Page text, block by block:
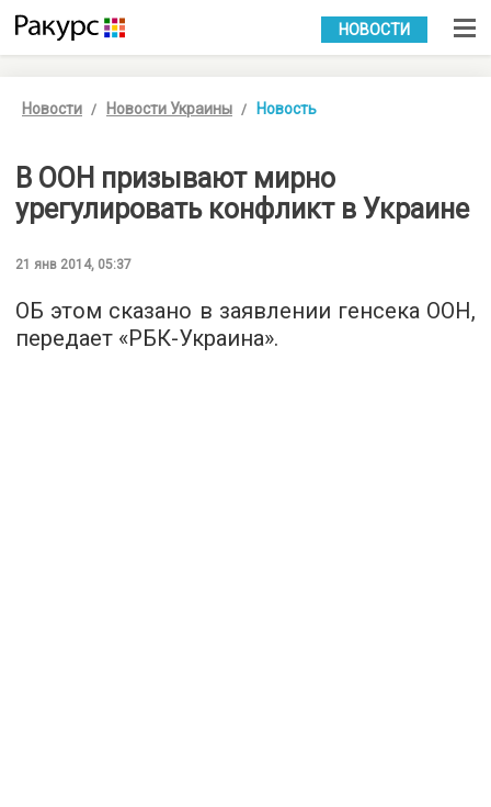
УКР РУС
НОВОСТИ
Новости Новости Украины Новость
В ООН призывают мирно
урегулировать конфликт в Украине
21 янв 2014, 05:37
ОБ этом сказано в заявлении генсека ООН,
передает «РБК-Украина».